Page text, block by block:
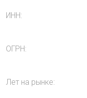
ИНН:
ОГРН:
Лет на рынке: